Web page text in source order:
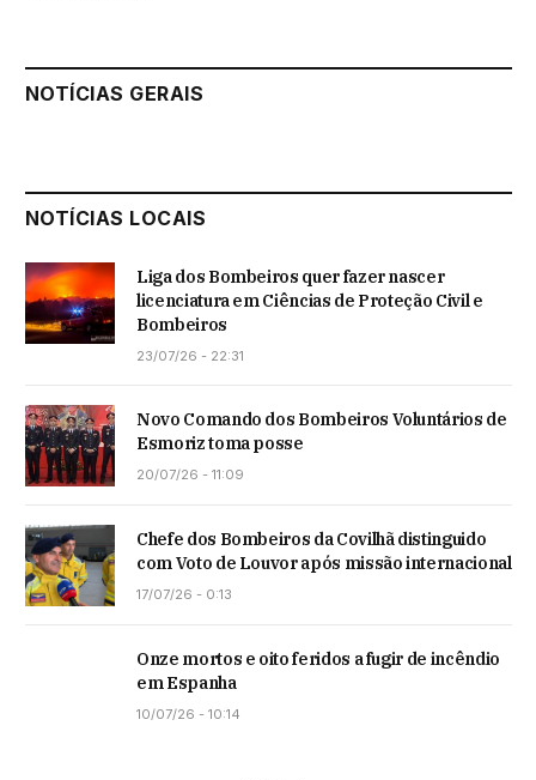
NOTÍCIAS GERAIS
NOTÍCIAS LOCAIS
Liga dos Bombeiros quer fazer nascer
licenciatura em Ciências de Proteção Civil e
Bombeiros
23/07/26 - 22:31
Novo Comando dos Bombeiros Voluntários de
Esmoriz toma posse
20/07/26 - 11:09
Chefe dos Bombeiros da Covilhã distinguido
com Voto de Louvor após missão internacional
17/07/26 - 0:13
Onze mortos e oito feridos a fugir de incêndio
em Espanha
10/07/26 - 10:14